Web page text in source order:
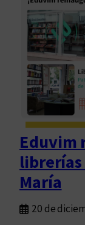
u
b
l
i
c
a
r
e
n
E
d
i
e
s
o
A
b
i
e
r
t
o
:
E
u
Eduvim
librerías
María
20 de